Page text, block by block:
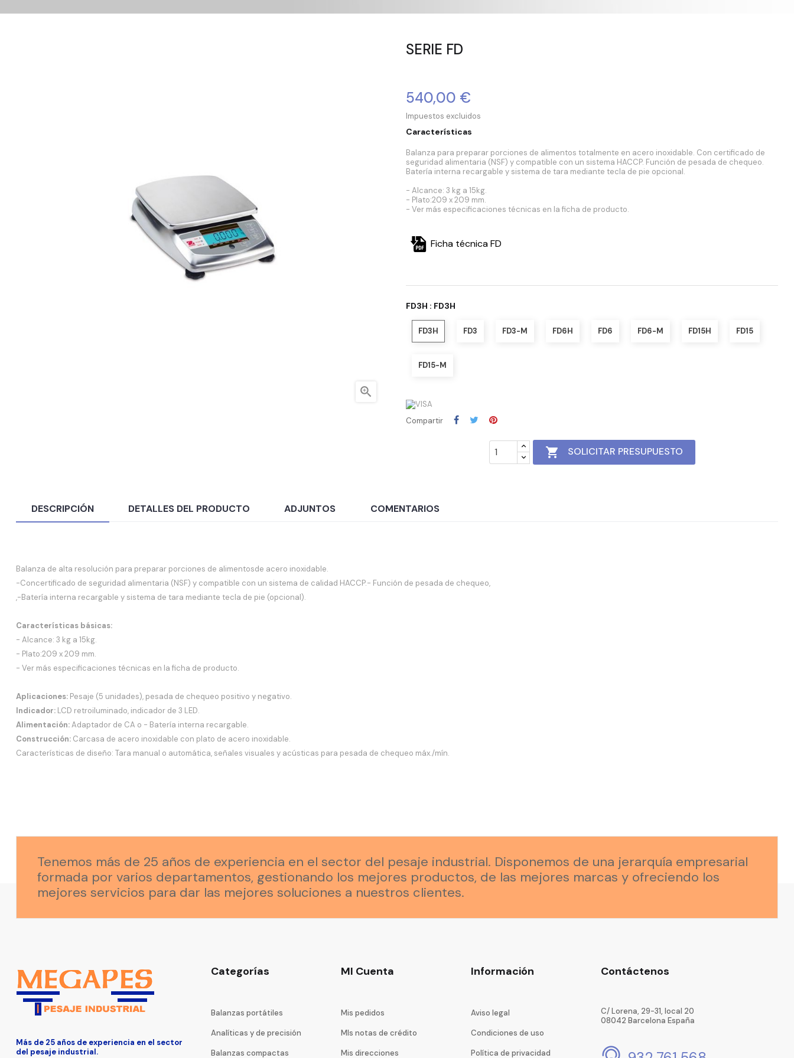

SERIE FD
540,00 €
Impuestos excluidos
Características
Balanza para preparar porciones de alimentos totalmente en acero inoxidable. Con certificado de
seguridad alimentaria (NSF) y compatible con un sistema HACCP. Función de pesada de chequeo.
Batería interna recargable y sistema de tara mediante tecla de pie opcional.
- Alcance: 3 kg a 15kg.
- Plato:209 x 209 mm.
- Ver más especificaciones técnicas en la ficha de producto.
Ficha técnica FD
FD3H : FD3H
FD3H FD3 FD3-M FD6H FD6 FD6-M FD15H FD15
FD15-M
Compartir
 SOLICITAR PRESUPUESTO
DESCRIPCIÓN DETALLES DEL PRODUCTO ADJUNTOS COMENTARIOS
Balanza de alta resolución para preparar porciones de alimentosde acero inoxidable.
-Concertificado de seguridad alimentaria (NSF) y compatible con un sistema de calidad HACCP.- Función de pesada de chequeo,
,-Batería interna recargable y sistema de tara mediante tecla de pie (opcional).
Características básicas:
- Alcance: 3 kg a 15kg.
- Plato:209 x 209 mm.
- Ver más especificaciones técnicas en la ficha de producto.
Aplicaciones: Pesaje (5 unidades), pesada de chequeo positivo y negativo.
Indicador: LCD retroiluminado, indicador de 3 LED.
Alimentación:Adaptador de CA o - Batería interna recargable.
Construcción: Carcasa de acero inoxidable con plato de acero inoxidable.
Características de diseño: Tara manual o automática, señales visuales y acústicas para pesada de chequeo máx./mín.
Tenemos más de 25 años de experiencia en el sector del pesaje industrial. Disponemos de una jerarquía empresarial
formada por varios departamentos, gestionando los mejores productos, de las mejores marcas y ofreciendo los
mejores servicios para dar las mejores soluciones a nuestros clientes.
Más de 25 años de experiencia en el sector
del pesaje industrial.
Categorías
Balanzas portátiles
Analíticas y de precisión
Balanzas compactas
MI Cuenta
Mis pedidos
MIs notas de crédito
Mis direcciones
Información
Aviso legal
Condiciones de uso
Política de privacidad
Contáctenos
C/ Lorena, 29-31, local 20
08042 Barcelona España